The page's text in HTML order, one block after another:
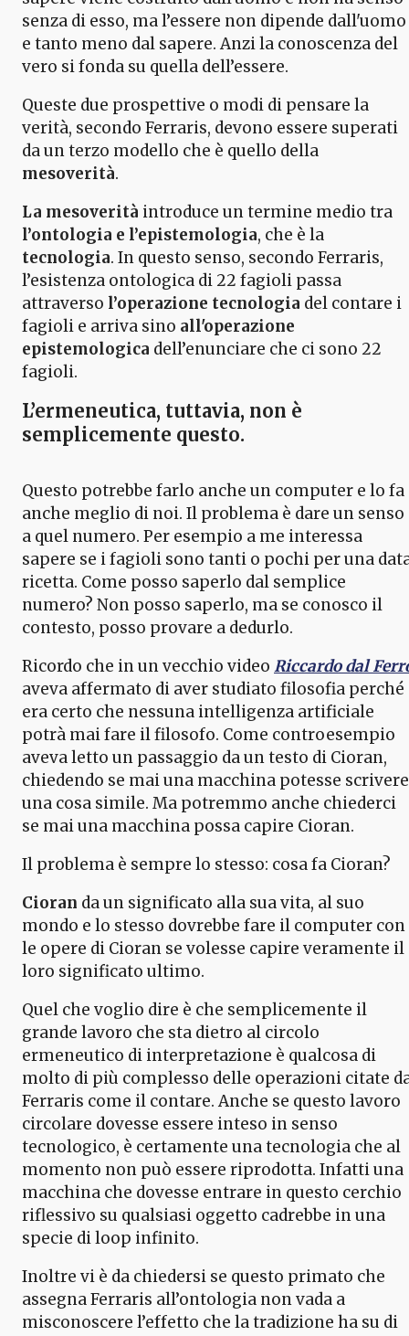
senza di esso, ma l’essere non dipende dall'uomo
e tanto meno dal sapere. Anzi la conoscenza del
vero si fonda su quella dell’essere.
Queste due prospettive o modi di pensare la
verità, secondo Ferraris, devono essere superati
da un terzo modello che è quello della
mesoverità.
La mesoverità introduce un termine medio tra
l’ontologia e l’epistemologia, che è la
tecnologia. In questo senso, secondo Ferraris,
l’esistenza ontologica di 22 fagioli passa
attraverso l’operazione tecnologia del contare i
fagioli e arriva sino all'operazione
epistemologica dell’enunciare che ci sono 22
fagioli.
L’ermeneutica, tuttavia, non è
semplicemente questo.
Questo potrebbe farlo anche un computer e lo fa
anche meglio di noi. Il problema è dare un senso
a quel numero. Per esempio a me interessa
sapere se i fagioli sono tanti o pochi per una
ricetta. Come posso saperlo dal semplice
numero? Non posso saperlo, ma se conosco il
contesto, posso provare a dedurlo.
Ricordo che in un vecchio video Riccardo dal
aveva affermato di aver studiato filosofia perché
era certo che nessuna intelligenza artificiale
potrà mai fare il filosofo. Come controesempio
aveva letto un passaggio da un testo di Cioran,
chiedendo se mai una macchina potesse scrivere
una cosa simile. Ma potremmo anche chiederci
se mai una macchina possa capire Cioran.
Il problema è sempre lo stesso: cosa fa Cioran?
Cioran da un significato alla sua vita, al suo
mondo e lo stesso dovrebbe fare il computer con
le opere di Cioran se volesse capire veramente il
loro significato ultimo.
Quel che voglio dire è che semplicemente il
grande lavoro che sta dietro al circolo
ermeneutico di interpretazione è qualcosa di
molto di più complesso delle operazioni citate
Ferraris come il contare. Anche se questo lavoro
circolare dovesse essere inteso in senso
tecnologico, è certamente una tecnologia che al
momento non può essere riprodotta. Infatti una
macchina che dovesse entrare in questo cerchio
riflessivo su qualsiasi oggetto cadrebbe in una
specie di loop infinito.
Inoltre vi è da chiedersi se questo primato che
assegna Ferraris all’ontologia non vada a
misconoscere l’effetto che la tradizione ha su di